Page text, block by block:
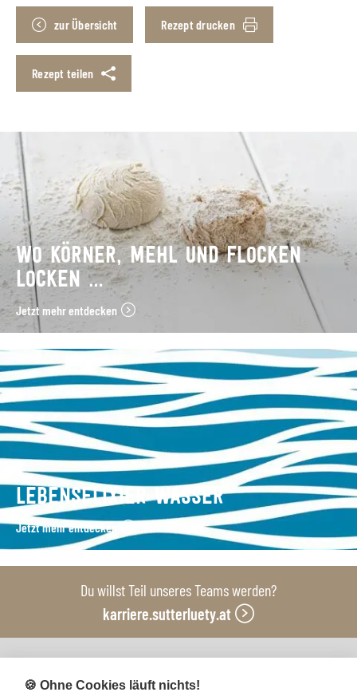
zur Übersicht Rezept drucken
Rezept teilen
WO KÖRNER, MEHL UND FLOCKEN
LOCKEN …
Jetzt mehr entdecken
LEBENSELIXIER WASSER
Jetzt mehr entdecken
Du willst Teil unseres Teams werden?
karriere.sutterluety.at
Unsere Produktionsbetriebe
🍪 Ohne Cookies läuft nichts!